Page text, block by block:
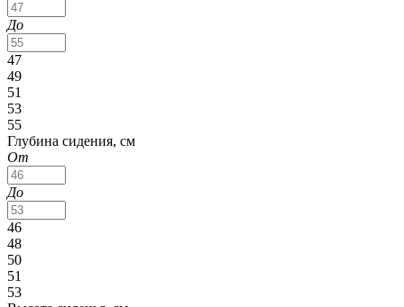
До
47
49
51
53
55
Глубина сидения, см
От
До
46
48
50
51
53